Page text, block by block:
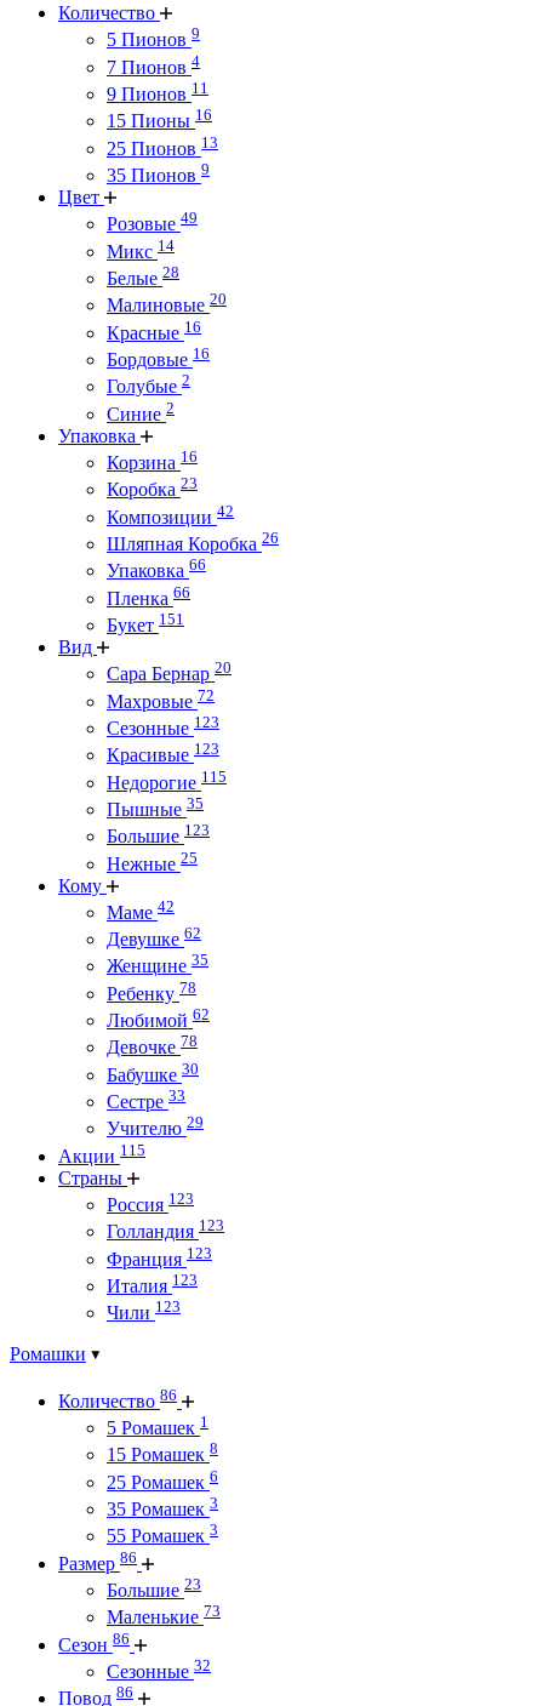
Количество
5 Пионов 9
7 Пионов 4
9 Пионов 11
15 Пионы 16
25 Пионов 13
35 Пионов 9
Цвет
Розовые 49
Микс 14
Белые 28
Малиновые 20
Красные 16
Бордовые 16
Голубые 2
Синие 2
Упаковка
Корзина 16
Коробка 23
Композиции 42
Шляпная Коробка 26
Упаковка 66
Пленка 66
Букет 151
Вид
Сара Бернар 20
Махровые 72
Сезонные 123
Красивые 123
Недорогие 115
Пышные 35
Большие 123
Нежные 25
Кому
Маме 42
Девушке 62
Женщине 35
Ребенку 78
Любимой 62
Девочке 78
Бабушке 30
Сестре 33
Учителю 29
Акции 115
Страны
Россия 123
Голландия 123
Франция 123
Италия 123
Чили 123
Ромашки
Количество 86
5 Ромашек 1
15 Ромашек 8
25 Ромашек 6
35 Ромашек 3
55 Ромашек 3
Размер 86
Большие 23
Маленькие 73
Сезон 86
Сезонные 32
Повод 86